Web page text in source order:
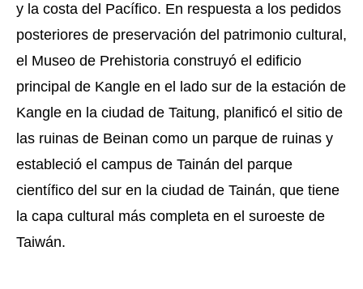
y la costa del Pacífico. En respuesta a los pedidos
posteriores de preservación del patrimonio cultural,
el Museo de Prehistoria construyó el edificio
principal de Kangle en el lado sur de la estación de
Kangle en la ciudad de Taitung, planificó el sitio de
las ruinas de Beinan como un parque de ruinas y
estableció el campus de Tainán del parque
científico del sur en la ciudad de Tainán, que tiene
la capa cultural más completa en el suroeste de
Taiwán.